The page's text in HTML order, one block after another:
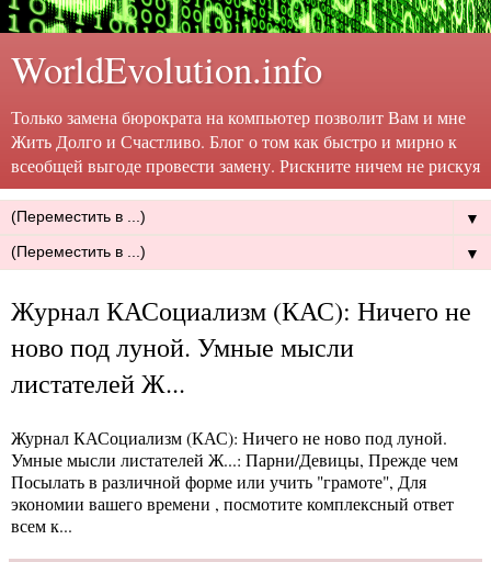
WorldEvolution.info
Только замена бюрократа на компьютер позволит Вам и мне
Жить Долго и Счастливо. Блог о том как быстро и мирно к
всеобщей выгоде провести замену. Рискните ничем не рискуя
▼
▼
Журнал КАСоциализм (КАС): Ничего не
ново под луной. Умные мысли
листателей Ж...
Журнал КАСоциализм (КАС): Ничего не ново под луной.
Умные мысли листателей Ж...: Парни/Девицы, Прежде чем
Посылать в различной форме или учить "грамоте", Для
экономии вашего времени , посмотите комплексный ответ
всем к...